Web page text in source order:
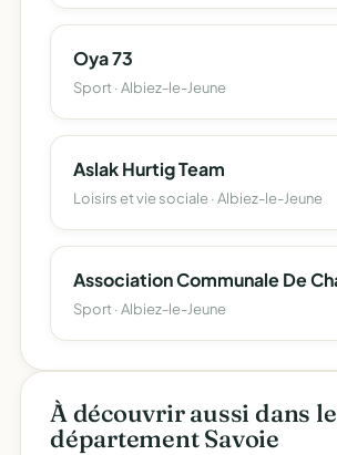
Oya 73
Sport · Albiez-le-Jeune
Aslak Hurtig Team
Loisirs et vie sociale · Albiez-le-Jeune
Sport · Albiez-le-Jeune
À découvrir aussi dans le
département Savoie